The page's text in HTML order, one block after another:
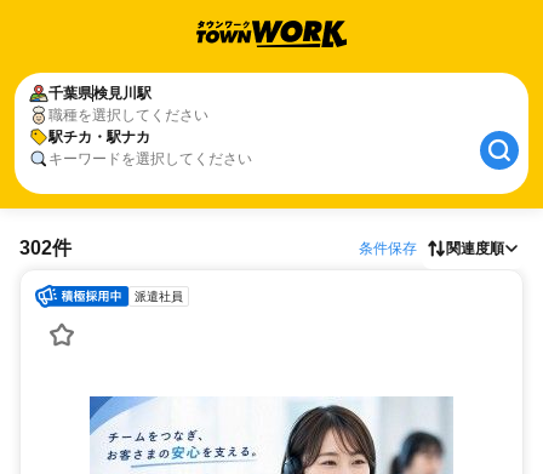
千葉県検見川駅
職種を選択してください
駅チカ・駅ナカ
キーワードを選択してください
302件 条件保存 関連度順
派遣社員